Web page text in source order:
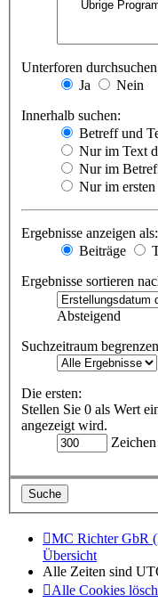
Unterforen
Ja
Nein
Innerhalb suchen:
Betreff und
Nur im Text
Nur im
Nur im
Ergebnisse anzeigen als:
Beiträge
Ergebnisse sortieren
Absteigend
Suchzeitraum
Die ersten:
Stellen Sie 0 als Wert
angezeigt wird.
MC Richter GbR
Übersicht
Alle Zeiten sind
Alle Cookies